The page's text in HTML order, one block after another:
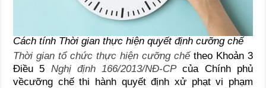
Cách tính Thời gian thực hiện quyết định cưỡng chế
Thời gian tổ chức thực hiện cưỡng chế theo Khoản 3
Điều 5 Nghị định 166/2013/NĐ-CPcủa Chính phủ
vềcưỡng chế thi hành quyết định xử phạt vi phạm